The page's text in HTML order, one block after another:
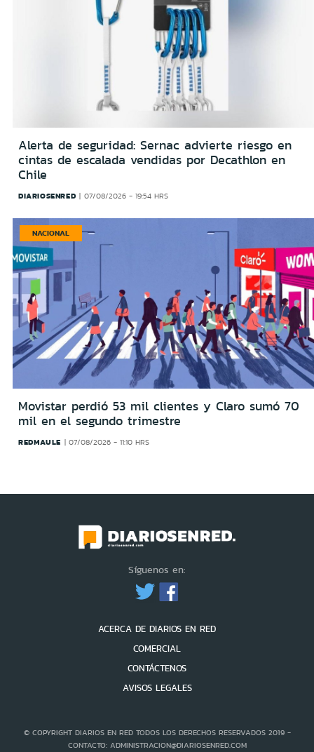
Alerta de seguridad: Sernac advierte riesgo en
cintas de escalada vendidas por Decathlon en
Chile
DIARIOSENRED 07/08/2026 - 19:54 HRS
NACIONAL
Movistar perdió 53 mil clientes y Claro sumó 70
mil en el segundo trimestre
REDMAULE 07/08/2026 - 11:10 HRS
Síguenos en:
ACERCA DE DIARIOS EN RED
COMERCIAL
CONTÁCTENOS
AVISOS LEGALES
© COPYRIGHT DIARIOS EN RED TODOS LOS DERECHOS RESERVADOS 2019 -
CONTACTO: ADMINISTRACION@DIARIOSENRED.COM